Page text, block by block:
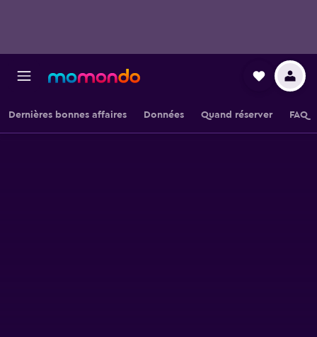
Dernières bonnes affaires Données Quand réserver FAQ